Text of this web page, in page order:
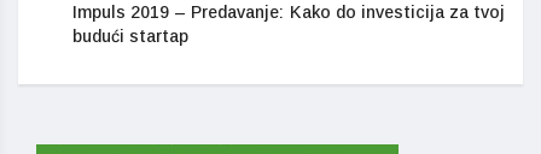
Impuls 2019 – Predavanje: Kako do investicija za tvoj
budući startap